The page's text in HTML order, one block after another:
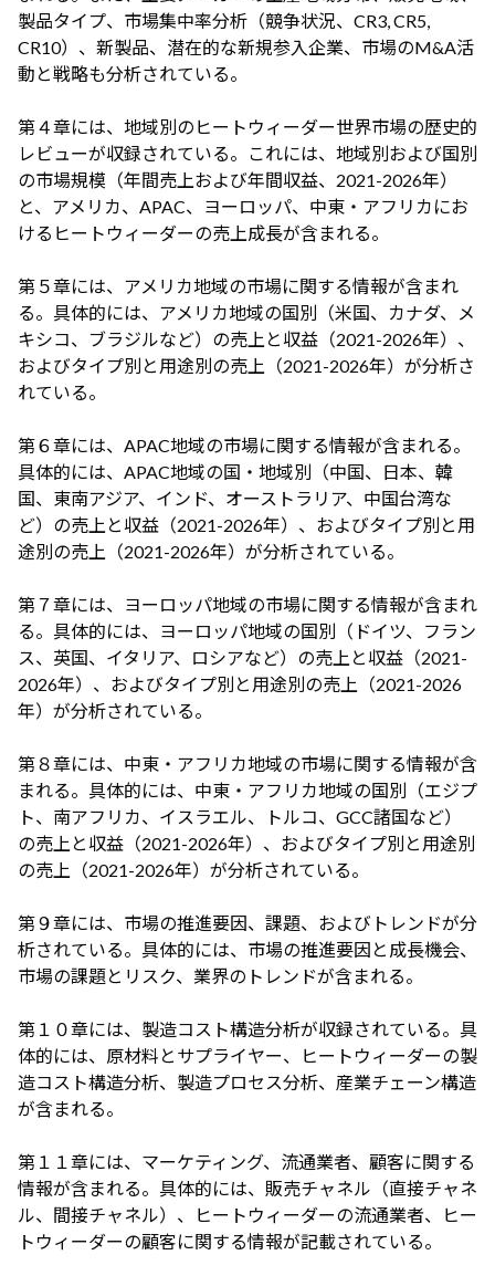
製品タイプ、市場集中率分析（競争状況、CR3, CR5,
CR10）、新製品、潜在的な新規参入企業、市場のM&A活
動と戦略も分析されている。
第４章には、地域別のヒートウィーダー世界市場の歴史的
レビューが収録されている。これには、地域別および国別
の市場規模（年間売上および年間収益、2021-2026年）
と、アメリカ、APAC、ヨーロッパ、中東・アフリカにお
けるヒートウィーダーの売上成長が含まれる。
第５章には、アメリカ地域の市場に関する情報が含まれ
る。具体的には、アメリカ地域の国別（米国、カナダ、メ
キシコ、ブラジルなど）の売上と収益（2021-2026年）、
およびタイプ別と用途別の売上（2021-2026年）が分析さ
れている。
第６章には、APAC地域の市場に関する情報が含まれる。
具体的には、APAC地域の国・地域別（中国、日本、韓
国、東南アジア、インド、オーストラリア、中国台湾な
ど）の売上と収益（2021-2026年）、およびタイプ別と用
途別の売上（2021-2026年）が分析されている。
第７章には、ヨーロッパ地域の市場に関する情報が含まれ
る。具体的には、ヨーロッパ地域の国別（ドイツ、フラン
ス、英国、イタリア、ロシアなど）の売上と収益（2021-
2026年）、およびタイプ別と用途別の売上（2021-2026
年）が分析されている。
第８章には、中東・アフリカ地域の市場に関する情報が含
まれる。具体的には、中東・アフリカ地域の国別（エジプ
ト、南アフリカ、イスラエル、トルコ、GCC諸国など）
の売上と収益（2021-2026年）、およびタイプ別と用途別
の売上（2021-2026年）が分析されている。
第９章には、市場の推進要因、課題、およびトレンドが分
析されている。具体的には、市場の推進要因と成長機会、
市場の課題とリスク、業界のトレンドが含まれる。
第１０章には、製造コスト構造分析が収録されている。具
体的には、原材料とサプライヤー、ヒートウィーダーの製
造コスト構造分析、製造プロセス分析、産業チェーン構造
が含まれる。
第１１章には、マーケティング、流通業者、顧客に関する
情報が含まれる。具体的には、販売チャネル（直接チャネ
ル、間接チャネル）、ヒートウィーダーの流通業者、ヒー
トウィーダーの顧客に関する情報が記載されている。